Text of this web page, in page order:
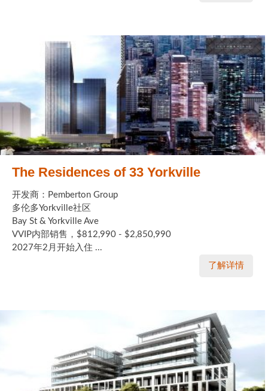
The Residences of 33 Yorkville
开发商：Pemberton Group
多伦多Yorkville社区
Bay St & Yorkville Ave
VVIP内部销售，$812,990 - $2,850,990
2027年2月开始入住 ...
了解详情